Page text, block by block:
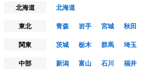
北海道
北海道
東北
青森 岩手 宮城 秋田
関東
茨城 栃木 群馬 埼玉
中部
新潟 富山 石川 福井